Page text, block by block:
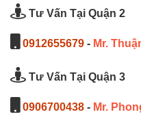
Tư Vấn Tại Quận 2
0912655679 - Mr.
Tư Vấn Tại Quận 3
0906700438 - Mr.